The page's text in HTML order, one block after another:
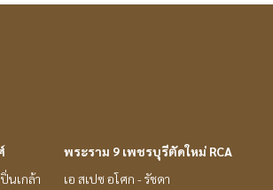
นเกล้า
พระราม 9 เพชรบุรีตัดใหม่ RCA
เอ สเปซ อโศก - รัชดา